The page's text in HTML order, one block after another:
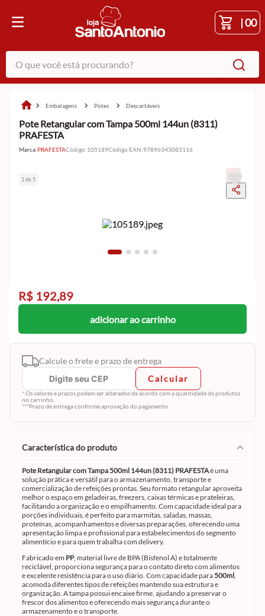
|00
O que você está procurando?
embalagens potes descartáveis
Pote Retangular com Tampa 500ml 144un (8311)
PRAFESTA
Marca:PRAFESTACódigo:105189Código EAN:97896343083116
1 de 5
R$ 192,89
adicionar ao carrinho
Calcule o frete e prazo de entrega
Calcular
* Os valores e prazos podem ser alterados de acordo com a quantidade de produtos
no carrinho.
***Prazo de entrega conforme aprovação do pagamento.
característica do produto
Pote Retangular com Tampa 500ml 144un (8311) PRAFESTAé uma
solução prática e versátil para o armazenamento, transporte e
comercialização de refeições prontas. Seu formato retangular aproveita
melhor o espaço em geladeiras, freezers, caixas térmicas e prateleiras,
facilitando a organização e o empilhamento. Com capacidade ideal para
porções individuais, é perfeito para marmitas, saladas, massas,
proteínas, acompanhamentos e diversas preparações, oferecendo uma
apresentação limpa e profissional para estabelecimentos do segmento
alimentício e para quem trabalha com delivery.
Fabricado em PP, material livre de BPA (Bisfenol A) e totalmente
reciclável, proporciona segurança para o contato direto com alimentos
e excelente resistência para o uso diário. Com capacidade para500ml,
acomoda diferentes tipos de refeições mantendo sua estrutura e
organização. A tampa possui encaixe firme, ajudando a preservar o
frescor dos alimentos e oferecendo mais segurança durante o
armazenamento e o transporte.